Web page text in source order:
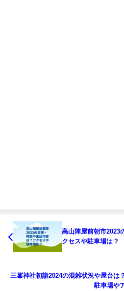
高山陣屋前朝市2023
クセスや駐車場は？
三峯神社初詣2024の混雑状況や屋台は
駐車場や